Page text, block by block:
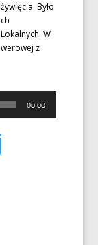
Było
W
z
00:00